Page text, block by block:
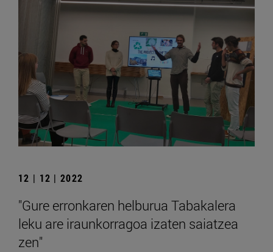
12 | 12 | 2022
"Gure erronkaren helburua Tabakalera
leku are iraunkorragoa izaten saiatzea
zen"